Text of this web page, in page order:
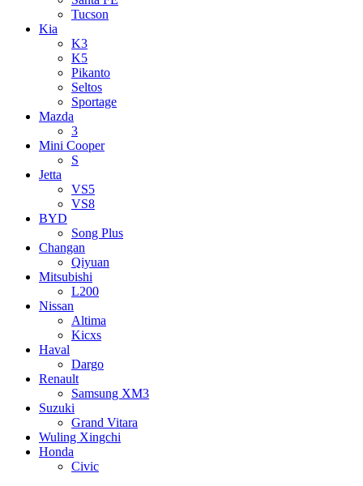
Tucson
Kia
K3
K5
Pikanto
Seltos
Sportage
Mazda
3
Mini Cooper
S
Jetta
VS5
VS8
BYD
Song Plus
Changan
Qiyuan
Mitsubishi
L200
Nissan
Altima
Kicxs
Haval
Dargo
Renault
Samsung XM3
Suzuki
Grand Vitara
Wuling Xingchi
Honda
Civic